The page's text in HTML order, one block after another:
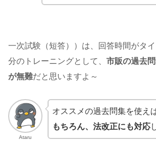
一次試験（短答））は、回答時間がタ
分のトレーニングとして、 市販の過去
が無難だと思いますよ～
Ataru
オススメの過去問集を使えば
もちろん、法改正にも対応